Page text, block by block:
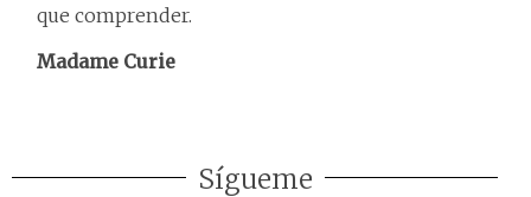
que comprender.
Madame Curie
Sígueme